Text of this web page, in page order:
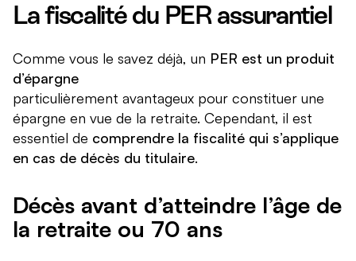
La fiscalité du PER assurantiel
Comme vous le savez déjà, un PER est un produit
d’épargne
particulièrement avantageux pour constituer une
épargne en vue de la retraite. Cependant, il est
essentiel de comprendre la fiscalité qui s’applique
en cas de décès du titulaire.
Décès avant d’atteindre l’âge de
la retraite ou 70 ans